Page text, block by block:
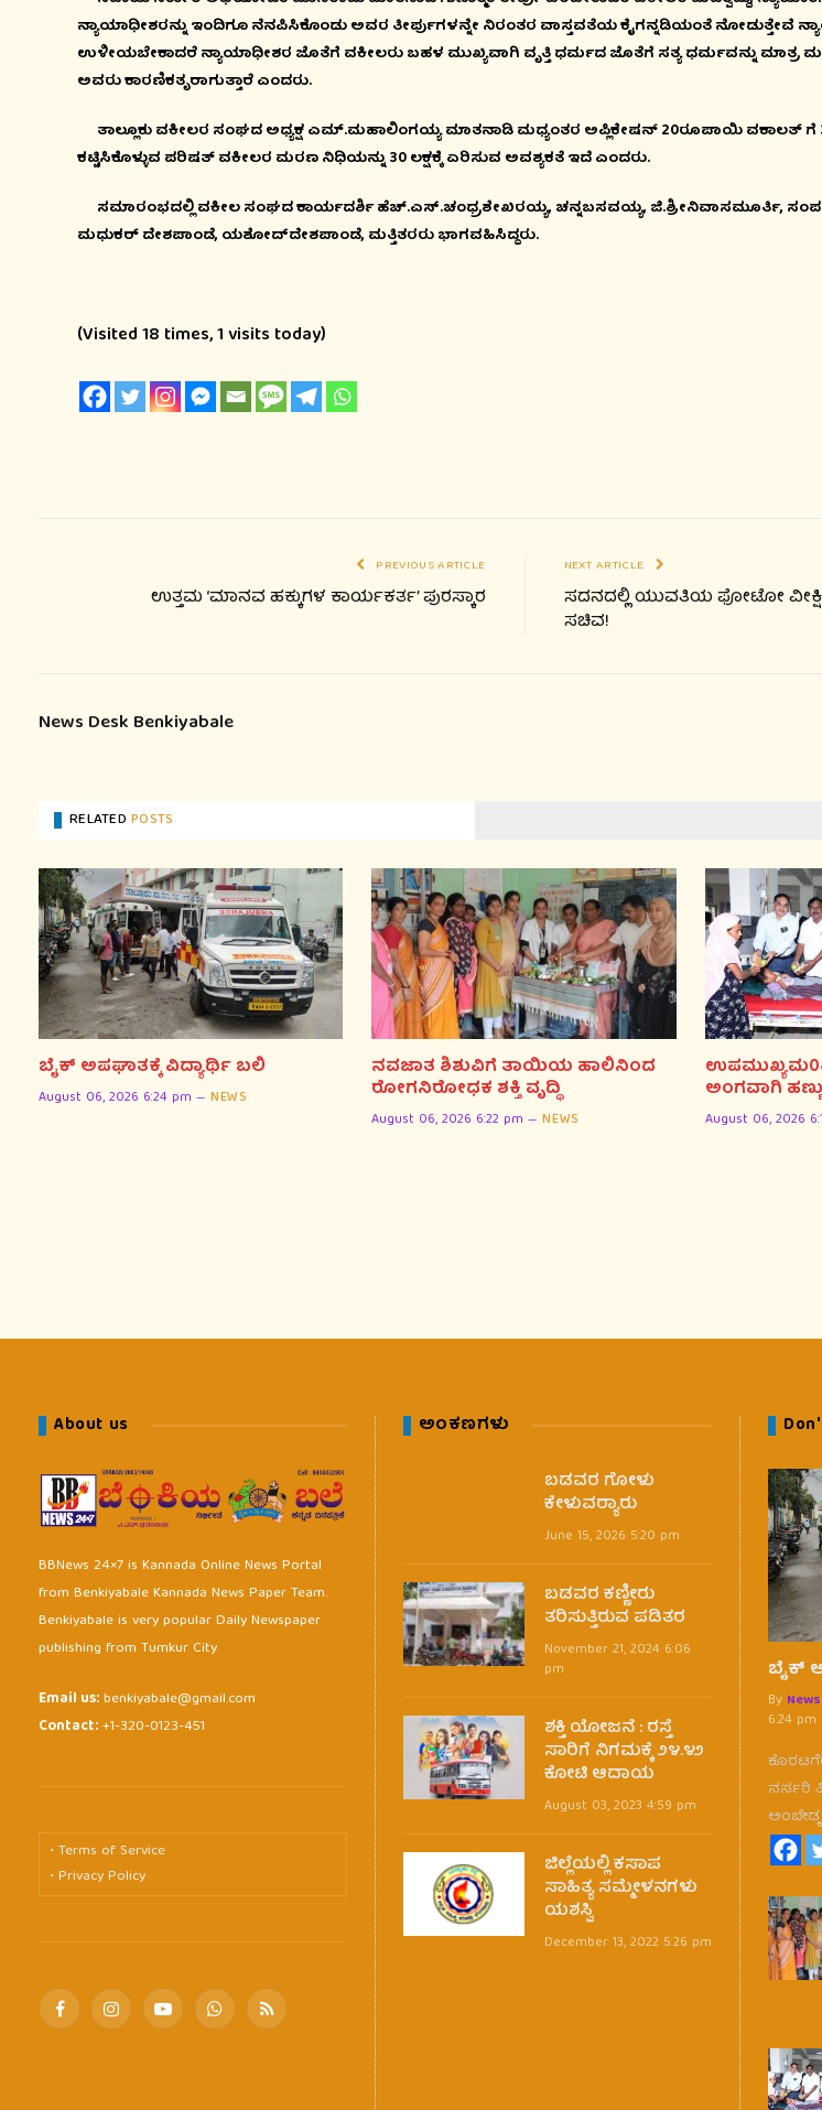
ನ್ಯಾಯಾಧೀಶರನ್ನು ಇಂದಿಗೂ ನೆನಪಿಸಿಕೊಂಡು ಅವರ ತೀರ್ಪುಗಳನ್ನೇ ನಿರಂತರ ವಾಸ್ತವತೆಯ ಕೈಗನ್ನಡಿಯಂತೆ ನೋಡುತ್ತೇವೆ
ಉಳೀಯಬೇಕಾದರೆ ನ್ಯಾಯಾಧೀಶರ ಜೊತೆಗೆ ವಕೀಲರು ಬಹಳ ಮುಖ್ಯವಾಗಿ ವೃತ್ತಿ ಧರ್ಮದ ಜೊತೆಗೆ ಸತ್ಯ ಧರ್ಮವನ್ನು
ಅವರು ಕಾರಣಿಕತೃರಾಗುತ್ತಾರೆ ಎಂದರು.
ತಾಲ್ಲೂಕು ವಕೀಲರ ಸಂಘದ ಅಧ್ಯಕ್ಷ ಎಮ್.ಮಹಾಲಿಂಗಯ್ಯ ಮಾತನಾಡಿ ಮಧ್ಯಂತರ ಅಪ್ಲಿಕೇಷನ್ 20ರೂಪಾಯಿ ವಕಾಲತ್
ಕಟ್ಟಿಸಿಕೊಳ್ಳುವ ಪರಿಷತ್ ವಕೀಲರ ಮರಣ ನಿಧಿಯನ್ನು 30 ಲಕ್ಷಕ್ಕೆ ಏರಿಸುವ ಅವಶ್ಯಕತೆ ಇದೆ ಎಂದರು.
ಸಮಾರಂಭದಲ್ಲಿ ವಕೀಲ ಸಂಘದ ಕಾರ್ಯದರ್ಶಿ ಹೆಚ್.ಎಸ್.ಚಂಧ್ರಶೇಖರಯ್ಯ, ಚನ್ನಬಸವಯ್ಯ, ಜಿ.ಶ್ರೀನಿವಾಸಮೂರ್ತಿ,
ಮಧುಕರ್ ದೇಶಪಾಂಡೆ, ಯಶೋದ್‍ದೇಶಪಾಂಡೆ, ಮತ್ತಿತರರು ಭಾಗವಹಿಸಿದ್ದರು.
(Visited 18 times, 1 visits today)
PREVIOUS ARTICLE
ಉತ್ತಮ ‘ಮಾನವ ಹಕ್ಕುಗಳ ಕಾರ್ಯಕರ್ತ’ ಪುರಸ್ಕಾರ
NEXT ARTICLE
ಸದನದಲ್ಲಿ ಯುವತಿಯ ಫೋಟೋ
ಸಚಿವ!
News Desk Benkiyabale
RELATEDPOSTS
ಬೈಕ್ ಅಪಘಾತಕ್ಕೆ ವಿದ್ಯಾರ್ಥಿ ಬಲಿ
August 06, 2026 6:24 pm NEWS
ನವಜಾತ ಶಿಶುವಿಗೆ ತಾಯಿಯ ಹಾಲಿನಿಂದ
ರೋಗನಿರೋಧಕ ಶಕ್ತಿ ವೃದ್ಧಿ
August 06, 2026 6:22 pm NEWS
ಅಂಗವಾಗಿ
August 06, 2026
About us
BBNews 24×7 is Kannada Online News Portal
from Benkiyabale Kannada News Paper Team.
Benkiyabale is very popular Daily Newspaper
publishing from Tumkur City.
Email us:benkiyabale@gmail.com
Contact:+1-320-0123-451
• Terms of Service
• Privacy Policy
FacebookInstagramYouTubeWhatsApp
RSS
ಅಂಕಣಗಳು
ಬಡವರ ಗೋಳು
ಕೇಳುವರ‍್ಯಾರು
June 15, 2026 5:20 pm
ಬಡವರ ಕಣ್ಣೀರು
ತರಿಸುತ್ತಿರುವ ಪಡಿತರ
November 21, 2024 6:06
pm
ಶಕ್ತಿ ಯೋಜನೆ : ರಸ್ತೆ
ಸಾರಿಗೆ ನಿಗಮಕ್ಕೆ ೨೪.೪೨
ಕೋಟಿ ಆದಾಯ
August 03, 2023 4:59 pm
ಜಿಲ್ಲೆಯಲ್ಲಿ ಕಸಾಪ
ಸಾಹಿತ್ಯ ಸಮ್ಮೇಳನಗಳು
ಯಶಸ್ವಿ
December 13, 2022 5:26 pm
ಬೈಕ್
By
6:24 pm
ನರ್ಸರಿ